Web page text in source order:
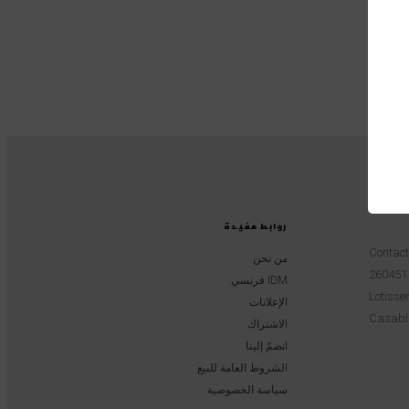
روابط مفيدة
من نحن
IDM فرنسي
الإعلانات
الاشتراك
انضمّ إلينا
الشروط العامة للبيع
سياسة الخصوصية